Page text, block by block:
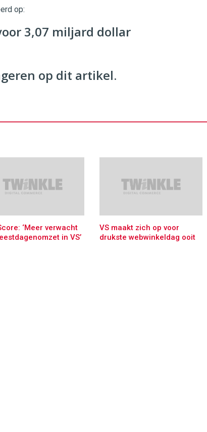
op:
3,07 miljard dollar
op dit artikel.
‘Meer verwacht
in VS’
VS maakt zich op voor
drukste webwinkeldag ooit